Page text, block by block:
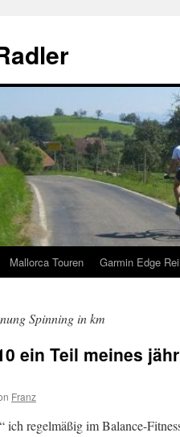
Mallorca Touren Garmin Edge
Spinning in km
ein Teil meines
Franz
ich regelmäßig im Balance-